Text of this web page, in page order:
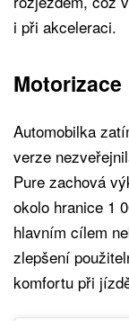
i při akceleraci.
Motorizace
Automobilka
verze
Pure zachová
okolo hranice 1
hlavním cílem
zlepšení
komfortu při